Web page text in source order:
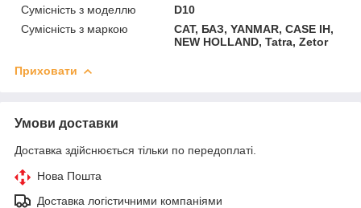
Сумісність з моделлю
D10
Сумісність з маркою
CAT, БАЗ, YANMAR, CASE IH,
NEW HOLLAND, Tatra, Zetor
Приховати
Умови доставки
Доставка здійснюється тільки по передоплаті.
Нова Пошта
Доставка логістичними компаніями